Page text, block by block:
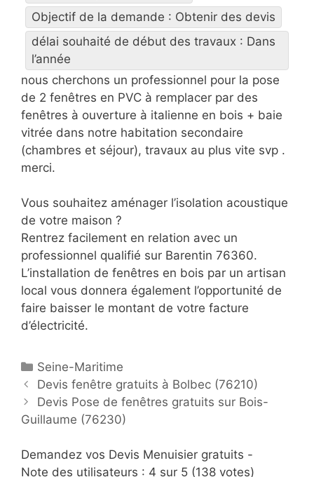
Objectif de la demande : Obtenir des devis
délai souhaité de début des travaux : Dans
l’année
nous cherchons un professionnel pour la pose
de 2 fenêtres en PVC à remplacer par des
fenêtres à ouverture à italienne en bois + baie
vitrée dans notre habitation secondaire
(chambres et séjour), travaux au plus vite svp .
merci.
Vous souhaitez aménager l’isolation acoustique
de votre maison ?
Rentrez facilement en relation avec un
professionnel qualifié sur Barentin 76360.
L’installation de fenêtres en bois par un artisan
local vous donnera également l’opportunité de
faire baisser le montant de votre facture
d’électricité.
C
a
t
é
o
r
Seine-Maritime
P
o
s
n
a
Devis fenêtre gratuits à Bolbec (76210)
Devis Pose de fenêtres gratuits sur Bois-
Guillaume (76230)
Demandez vos Devis Menuisier gratuits -
Note des utilisateurs : 4 sur 5 (138 votes)